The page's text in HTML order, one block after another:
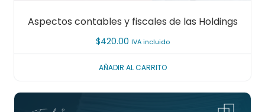
Aspectos contables y fiscales de las Holdings
$420.00 IVA incluido
AÑADIR AL CARRITO